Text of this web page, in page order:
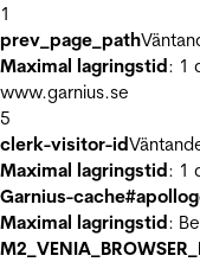
1
prev_page_path
Maximal lagringstid: 1
www.garnius.se
5
clerk-visitor-id
Maximal lagringstid: 1
Garnius-
Maximal lagringstid: